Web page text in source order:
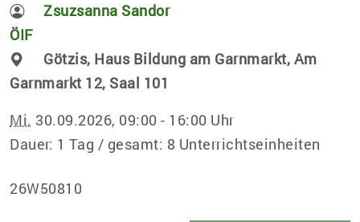
Zsuzsanna Sandor
ÖIF
Götzis, Haus Bildung am Garnmarkt, Am
Garnmarkt 12, Saal 101
Mi. 30.09.2026, 09:00 - 16:00 Uhr
Dauer: 1 Tag / gesamt: 8 Unterrichtseinheiten
26W50810